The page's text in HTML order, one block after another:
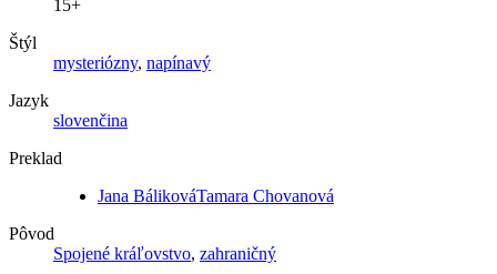
15+
Štýl
mysteriózny, napínavý
Jazyk
slovenčina
Preklad
Jana BálikováTamara Chovanová
Pôvod
Spojené kráľovstvo, zahraničný